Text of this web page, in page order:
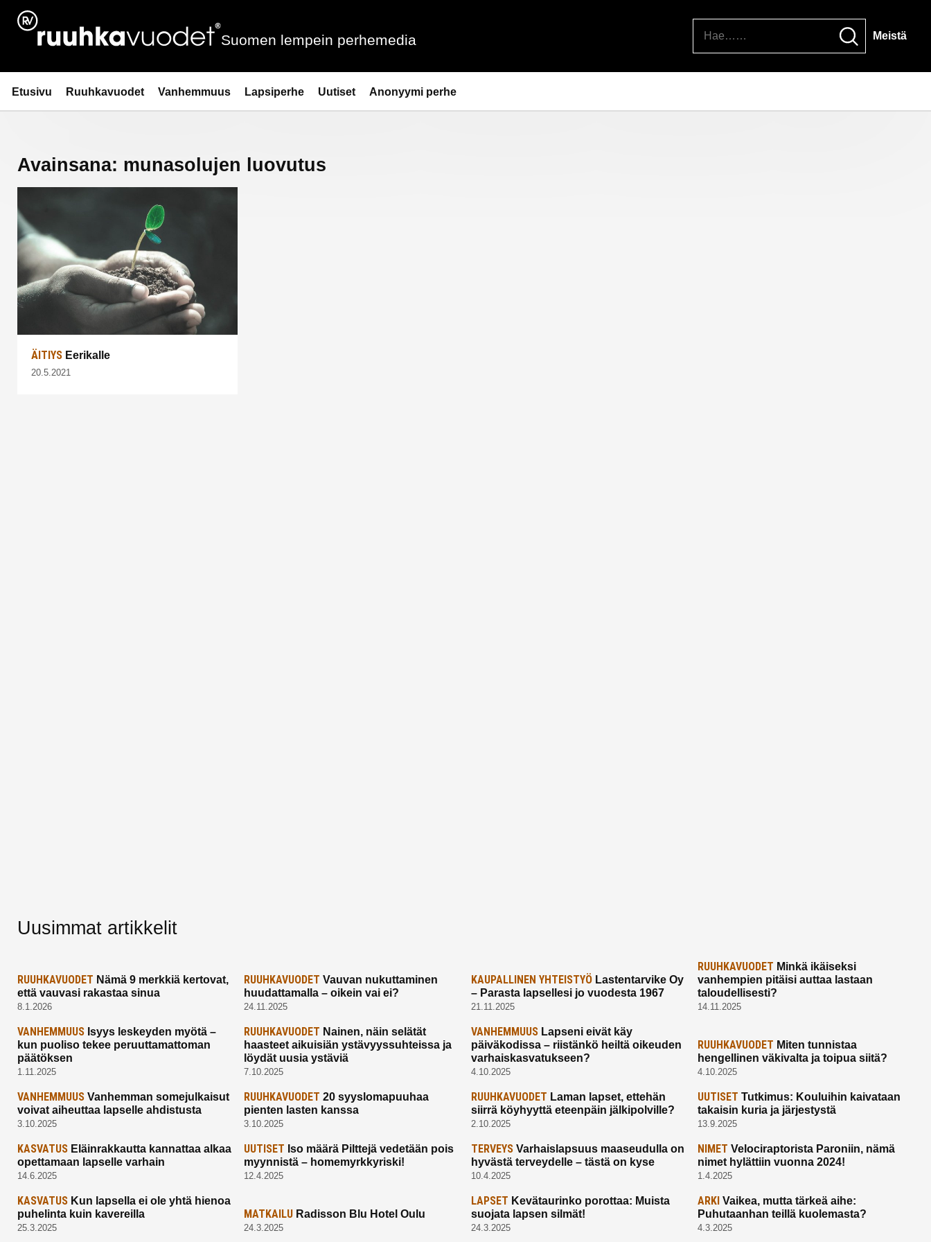
Siirry
sisältöön
Ruuhkavuodet.fi
Suomen lempein perhemedia Meistä
Etusivu Ruuhkavuodet Vanhemmuus Lapsiperhe Uutiset Anonyymi perhe
Avainsana: munasolujen luovutus
ÄITIYS Eerikalle
20.5.2021
Uusimmat artikkelit
RUUHKAVUODET Nämä 9 merkkiä kertovat,
että vauvasi rakastaa sinua
8.1.2026
RUUHKAVUODET Vauvan nukuttaminen
huudattamalla – oikein vai ei?
24.11.2025
KAUPALLINEN YHTEISTYÖLastentarvike Oy
– Parasta lapsellesi jo vuodesta 1967
21.11.2025
RUUHKAVUODET Minkä ikäiseksi
vanhempien pitäisi auttaa lastaan
taloudellisesti?
14.11.2025
VANHEMMUUS Isyys leskeyden myötä –
kun puoliso tekee peruuttamattoman
päätöksen
1.11.2025
RUUHKAVUODET Nainen, näin selätät
haasteet aikuisiän ystävyyssuhteissa ja
löydät uusia ystäviä
7.10.2025
VANHEMMUUSLapseni eivät käy
päiväkodissa – riistänkö heiltä oikeuden
varhaiskasvatukseen?
4.10.2025
RUUHKAVUODET Miten tunnistaa
hengellinen väkivalta ja toipua siitä?
4.10.2025
VANHEMMUUS Vanhemman somejulkaisut
voivat aiheuttaa lapselle ahdistusta
3.10.2025
RUUHKAVUODET 20 syyslomapuuhaa
pienten lasten kanssa
3.10.2025
RUUHKAVUODET Laman lapset, ettehän
siirrä köyhyyttä eteenpäin jälkipolville?
2.10.2025
UUTISET Tutkimus: Kouluihin kaivataan
takaisin kuria ja järjestystä
13.9.2025
KASVATUS Eläinrakkautta kannattaa alkaa
opettamaan lapselle varhain
14.6.2025
UUTISET Iso määrä Pilttejä vedetään pois
myynnistä – homemyrkkyriski!
12.4.2025
TERVEYSVarhaislapsuus maaseudulla on
hyvästä terveydelle – tästä on kyse
10.4.2025
NIMET Velociraptorista Paroniin, nämä
nimet hylättiin vuonna 2024!
1.4.2025
KASVATUS Kun lapsella ei ole yhtä hienoa
puhelinta kuin kavereilla
25.3.2025
MATKAILU Radisson Blu Hotel Oulu
24.3.2025
LAPSET Kevätaurinko porottaa: Muista
suojata lapsen silmät!
24.3.2025
ARKI Vaikea, mutta tärkeä aihe:
Puhutaanhan teillä kuolemasta?
4.3.2025